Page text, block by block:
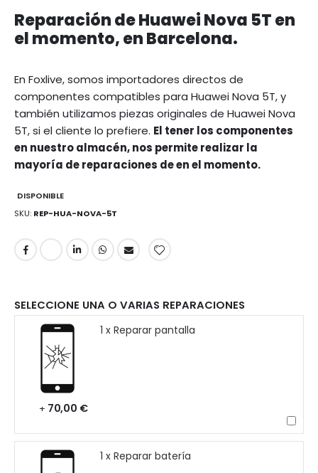
Reparación de Huawei Nova 5T en
el momento, en Barcelona.
En Foxlive, somos importadores directos de
componentes compatibles para Huawei Nova 5T, y
también utilizamos piezas originales de Huawei Nova
5T, si el cliente lo prefiere. El tener los componentes
en nuestro almacén, nos permite realizar la
mayoría de reparaciones de en el momento.
DISPONIBLE
SKU REP-HUA-NOVA-5T
SELECCIONE UNA O VARIAS REPARACIONES
1 x Reparar pantalla
+ 70,00 €
1 x Reparar batería